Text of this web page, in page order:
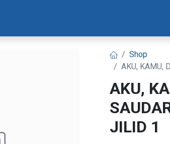
Shop
AKU, KAMU,
AKU,
JILID 1